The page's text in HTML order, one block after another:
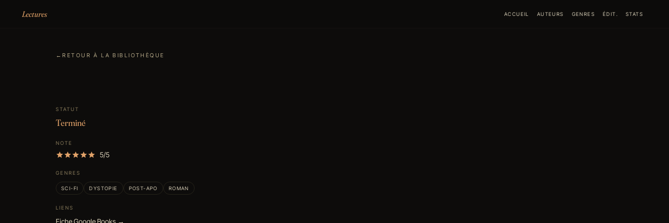
Lectures
ACCUEIL AUTEURS GENRES ÉDIT. STATS
←RETOUR À LA BIBLIOTHÈQUE
STATUT
Terminé
NOTE
5/5
GENRES
SCI-FI DYSTOPIE POST-APO ROMAN
LIENS
Fiche Google Books →